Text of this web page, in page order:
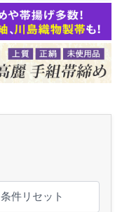
条件リセット